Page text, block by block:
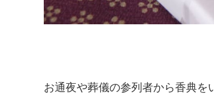
お通夜や葬儀の参列者から香典